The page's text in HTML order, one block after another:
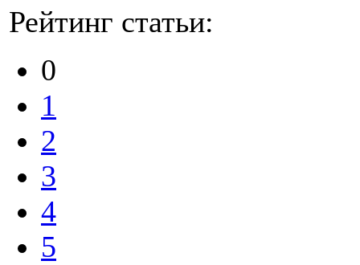
Рейтинг статьи:
0
1
2
3
4
5